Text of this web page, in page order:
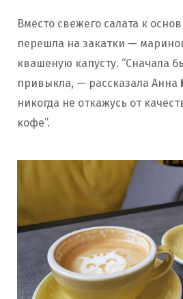
Вместо свежего салата к
перешла на закатки —
квашеную капусту. “Сначала
привыкла, — рассказала Анна
никогда не откажусь от
кофе”.